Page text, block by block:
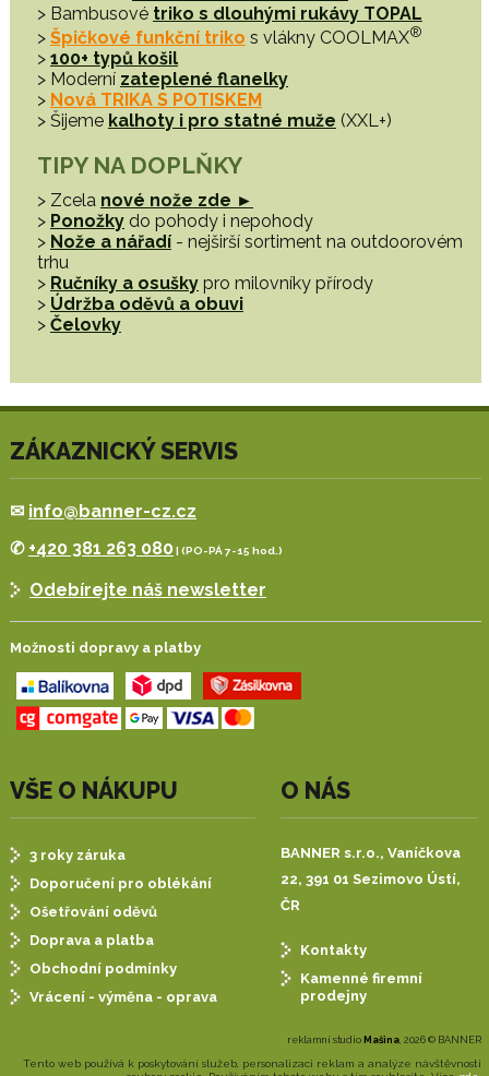
> Bambusové triko s dlouhými rukávy TOPAL
> Špičkové funkční triko s vlákny COOLMAX®
> 100+ typů košil
> Moderní zateplené flanelky
> Nová TRIKA S POTISKEM
> Šijeme kalhoty i pro statné muže (XXL+)
TIPY NA DOPLŇKY
> Zcela nové nože zde ►
> Ponožkydo pohody i nepohody
> Nože a nářadí- nejširší sortiment na outdoorovém
trhu
> Ručníky a osušky pro milovníky přírody
> Údržba oděvů a obuvi
> Čelovky
ZÁKAZNICKÝ SERVIS
✉ info@banner-cz.cz
✆ +420 381 263 080| (PO-PÁ 7-15 hod.)
Odebírejte náš newsletter
Možnosti dopravy a platby
VŠE O NÁKUPU
3 roky záruka
Doporučení pro oblékání
Ošetřování oděvů
Doprava a platba
Obchodní podmínky
Vrácení - výměna - oprava
O NÁS
BANNER s.r.o., Vaníčkova
22, 391 01 Sezimovo Ústí,
ČR
Kontakty
Kamenné firemní
prodejny
reklamní studio Mašina, 2026 © BANNER
Tento web používá k poskytování služeb, personalizaci reklam a analýze návštěvnosti